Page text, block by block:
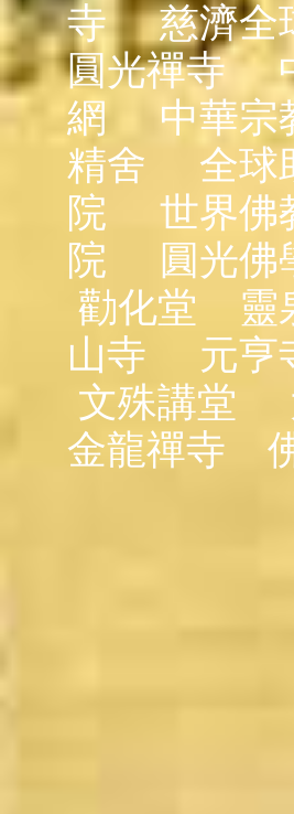
寺
慈濟全
圓光禪寺
網
中華宗
精舍
全球
院
世界佛
院
圓光佛
勸化堂
靈
山寺
元亨
文殊講堂
金龍禪寺